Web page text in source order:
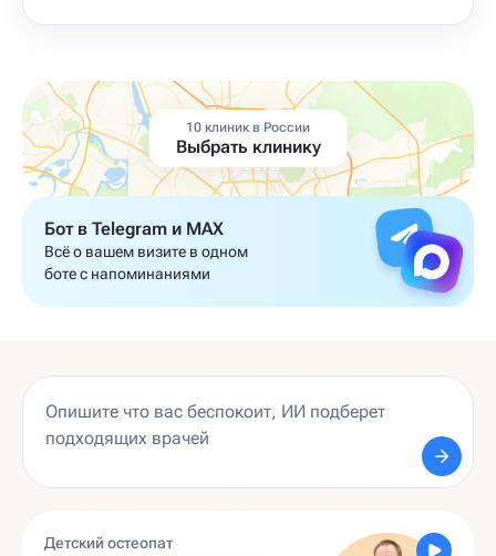
10 клиник в России
Выбрать клинику
Бот в Telegram и MAX
Всё о вашем визите в одном
боте с напоминаниями
Детский остеопат